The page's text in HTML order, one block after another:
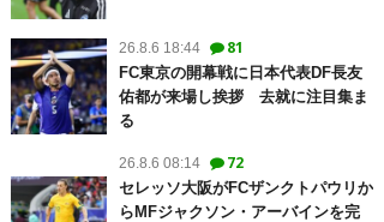
26.8.6 18:44 81
FC東京の開幕戦に日本代表DF長友
佑都が来場し挨拶 去就に注目集ま
る
26.8.6 08:14 72
セレッソ大阪がFCザンクトパウリか
らMFジャクソン・アーバインを完